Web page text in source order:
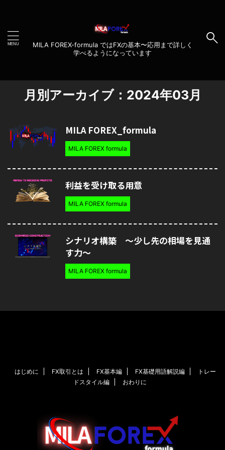
MILA FOREX-formula ではFXの基本〜応用まで詳しく
学べるようになっています
月別アーカイブ：2024年03月
MILA FOREX_formula
MILA FOREX formula
利益を受け取る用意
MILA FOREX formula
シナリオ構築 〜少し先の相場を見通
す力〜
MILA FOREX formula
はじめに FX取引とは FX基本編 FX基礎用語解説編
トレー
ドスタイル編
おわりに